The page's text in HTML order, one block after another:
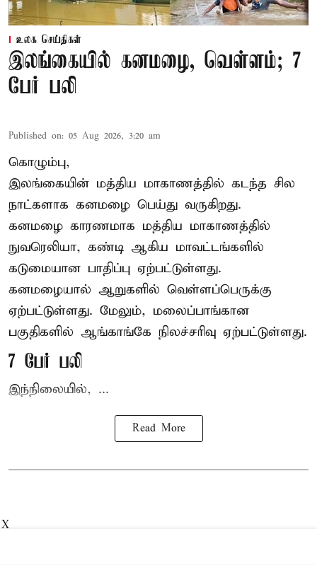
உலக செய்திகள்
இலங்கையில் கனமழை, வெள்ளம்; 7
பேர் பலி
Published on: 05 Aug 2026, 3:20 am
கொழும்பு,
இலங்கையின் மத்திய மாகாணத்தில் கடந்த சில
நாட்களாக கனமழை பெய்து வருகிறது.
கனமழை காரணமாக மத்திய மாகாணத்தில்
நுவரெலியா, கண்டி ஆகிய மாவட்டங்களில்
கடுமையான பாதிப்பு ஏற்பட்டுள்ளது.
கனமழையால் ஆறுகளில் வெள்ளப்பெருக்கு
ஏற்பட்டுள்ளது. மேலும், மலைப்பாங்கான
பகுதிகளில் ஆங்காங்கே நிலச்சரிவு ஏற்பட்டுள்ளது.
7 பேர் பலி
இந்நிலையில், ...
Read More
X